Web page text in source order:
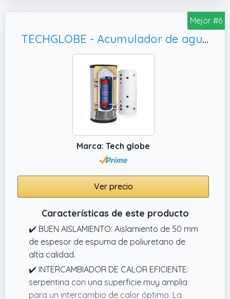
Mejor #6
TECHGLOBE - Acumulador de agua caliente - 2 intercambiadores de calor (1,6 m²) - acer inoxidable - bajo consumo energético - aislamiento de 50 mm - Termo vertical (250 L)
Marca: Tech globe
Ver precio
Características de este producto
✔️ BUEN AISLAMIENTO: Aislamiento de 50 mm
de espesor de espuma de poliuretano de
alta calidad.
✔️ INTERCAMBIADOR DE CALOR EFICIENTE:
serpentina con una superficie muy amplia
para un intercambio de calor óptimo. La